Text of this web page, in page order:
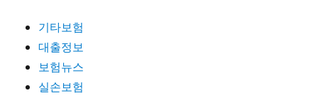
기타보험
대출정보
보험뉴스
실손보험